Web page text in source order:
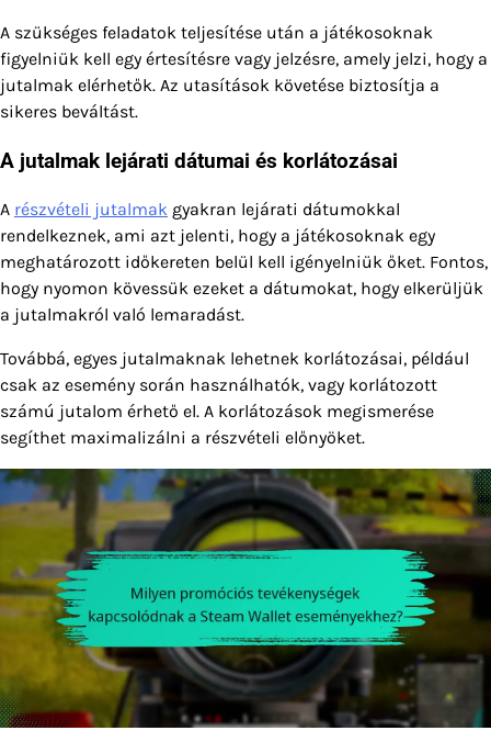
A szükséges feladatok teljesítése után a játékosoknak
figyelniük kell egy értesítésre vagy jelzésre, amely jelzi, hogy a
jutalmak elérhetők. Az utasítások követése biztosítja a
sikeres beváltást.
A jutalmak lejárati dátumai és korlátozásai
A részvételi jutalmak gyakran lejárati dátumokkal
rendelkeznek, ami azt jelenti, hogy a játékosoknak egy
meghatározott időkereten belül kell igényelniük őket. Fontos,
hogy nyomon kövessük ezeket a dátumokat, hogy elkerüljük
a jutalmakról való lemaradást.
Továbbá, egyes jutalmaknak lehetnek korlátozásai, például
csak az esemény során használhatók, vagy korlátozott
számú jutalom érhető el. A korlátozások megismerése
segíthet maximalizálni a részvételi előnyöket.